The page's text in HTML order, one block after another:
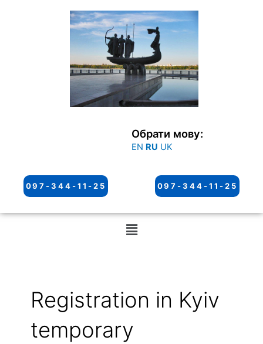
Обрати мову:
EN RU UK
097-344-11-25 097-344-11-25
Меню
Registration in Kyiv
temporary